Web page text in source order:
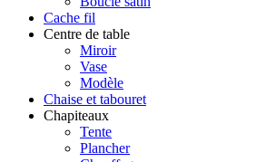
Cache fil
Centre de table
Miroir
Vase
Modèle
Chaise et tabouret
Chapiteaux
Tente
Plancher